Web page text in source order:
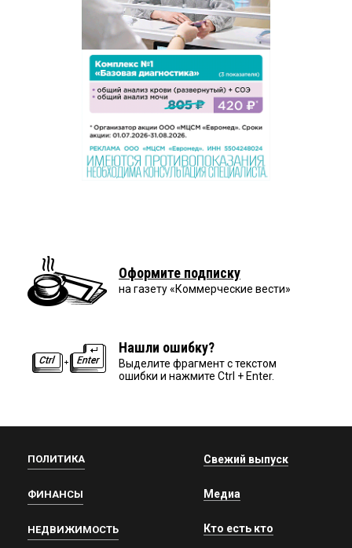
Оформите подписку
на газету «Коммерческие вести»
Нашли ошибку?
Выделите фрагмент с текстом
ошибки и нажмите Ctrl + Enter.
ПОЛИТИКА
ФИНАНСЫ
НЕДВИЖИМОСТЬ
Свежий выпуск
Медиа
Кто есть кто